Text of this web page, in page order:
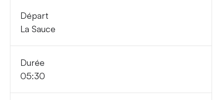
Départ
La Sauce
Durée
05:30